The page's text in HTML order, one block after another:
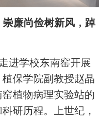
廉尚俭树新风，踔
进学校东南窑开展
保学院副教授赵晶
植物病理实验站的
研历程。上世纪，